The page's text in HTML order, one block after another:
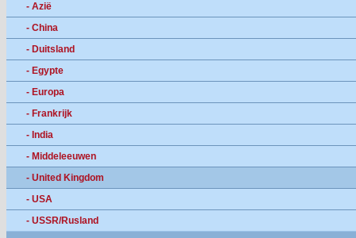
- Azië
- China
- Duitsland
- Egypte
- Europa
- Frankrijk
- India
- Middeleeuwen
- United Kingdom
- USA
- USSR/Rusland